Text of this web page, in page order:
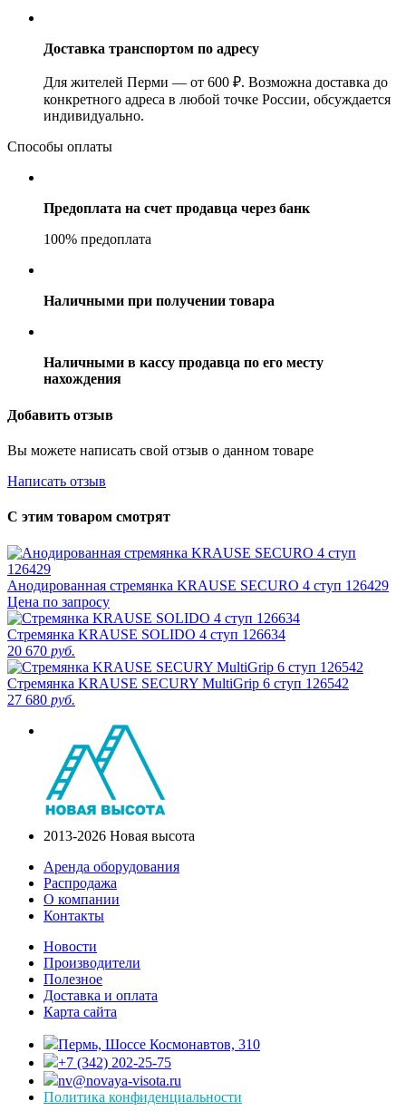
Доставка транспортом по адресу
Для жителей Перми — от 600 ₽. Возможна доставка до
конкретного адреса в любой точке России, обсуждается
индивидуально.
Способы оплаты
Предоплата на счет продавца через банк
100% предоплата
Наличными при получении товара
Наличными в кассу продавца по его месту
нахождения
Добавить отзыв
Вы можете написать свой отзыв о данном товаре
Написать отзыв
С этим товаром смотрят
Анодированная стремянка KRAUSE SECURO 4 ступ 126429
Цена по запросу
Стремянка KRAUSE SOLIDO 4 ступ 126634
20 670 руб.
Стремянка KRAUSE SECURY MultiGrip 6 ступ 126542
27 680 руб.
2013-2026 Новая высота
Аренда оборудования
Распродажа
О компании
Контакты
Новости
Производители
Полезное
Доставка и оплата
Карта сайта
Пермь, Шоссе Космонавтов, 310
+7 (342) 202-25-75
nv@novaya-visota.ru
Политика конфиденциальности